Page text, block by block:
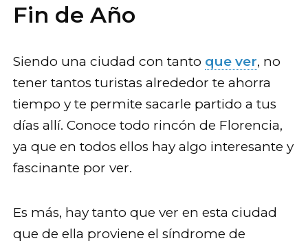
Fin de Año
Siendo una ciudad con tanto que ver, no
tener tantos turistas alrededor te ahorra
tiempo y te permite sacarle partido a tus
días allí. Conoce todo rincón de Florencia,
ya que en todos ellos hay algo interesante y
fascinante por ver.
Es más, hay tanto que ver en esta ciudad
que de ella proviene el síndrome de